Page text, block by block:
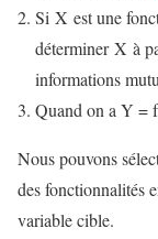
Si X est une
déterminer X à
informations
Quand on a Y =
Nous pouvons
des fonctionnalités
variable cible.